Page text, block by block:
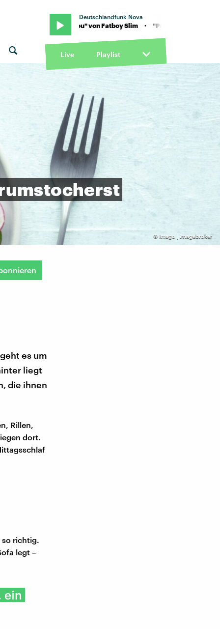
Deutschlandfunk Nova
You" von Fatboy Slim · "Praise You" von Fatboy Slim
Live Playlist
© Imago | imagebroker
es um
liegt
die ihnen
Rillen,
dort.
so richtig.
legt –
ein